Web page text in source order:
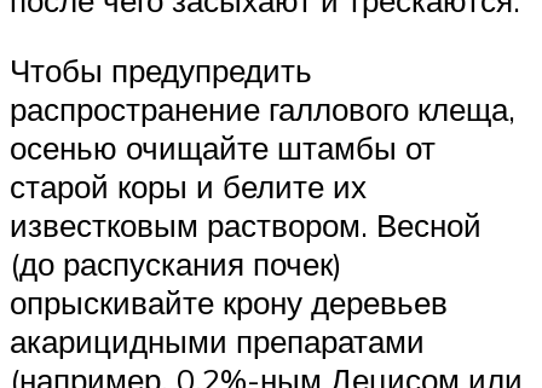
Чтобы предупредить
распространение галлового клеща,
осенью очищайте штамбы от
старой коры и белите их
известковым раствором. Весной
(до распускания почек)
опрыскивайте крону деревьев
акарицидными препаратами
(например, 0,2%-ным Децисом или